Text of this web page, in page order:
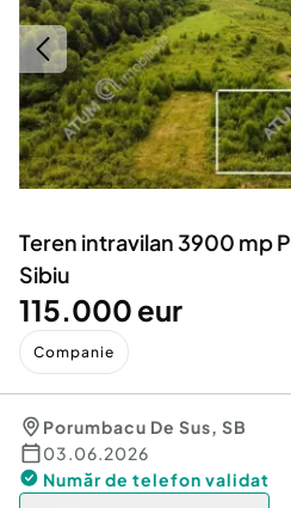
Servicii
Animale de companie
Afaceri și echipamente
Inchiriere Bunuri si Vehicule
Utilaje agricole si
Piese auto si accesorii
Dacia Duster
Teren intravilan 3900 mp
Sibiu
115.000 eur
Companie
Porumbacu De Sus, SB
03.06.2026
Număr de telefon validat